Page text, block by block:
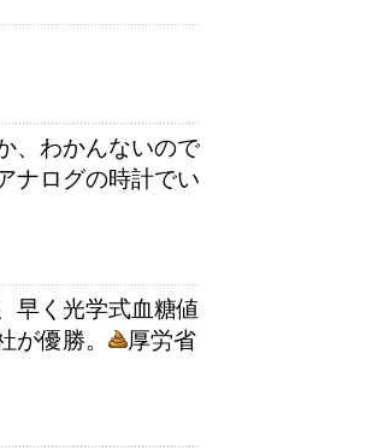
、わかんないので
ナログの時計でい
早く光学式血糖値
優勝。
厚労省